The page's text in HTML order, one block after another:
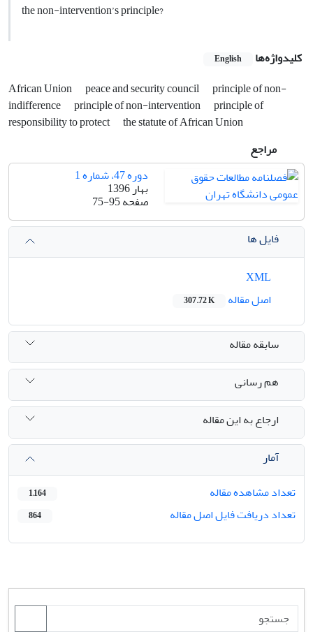
the non-intervention’s principle?
کلیدواژه‌ها English
African Union peace and security council
principle of non-
indifference
principle of non-intervention
principle of
responsibility to protect the statute of African Union
مراجع
دوره 47، شماره 1
بهار 1396
صفحه75-95
فایل ها
اصل مقاله
307.72 K
سابقه مقاله
هم رسانی
ارجاع به این مقاله
آمار
تعداد مشاهده مقاله
1,164
تعداد دریافت فایل اصل مقاله 864